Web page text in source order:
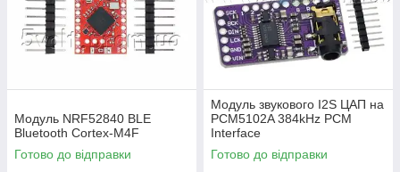
Модуль NRF52840 BLE
Bluetooth Cortex-M4F
Готово до відправки
Модуль звукового I2S ЦАП на
PCM5102A 384kHz PCM
Interface
Готово до відправки